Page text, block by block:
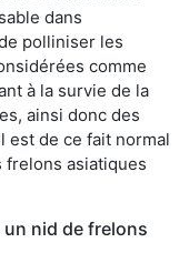
dans
polliniser les
comme
à la survie de la
ainsi donc des
est de ce fait normal
asiatiques
nid de frelons